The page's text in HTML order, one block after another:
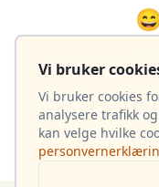
Gjør hver dag
Totalt
Vi bruker
Vi bruker cookies
analysere trafikk
kan velge hvilke